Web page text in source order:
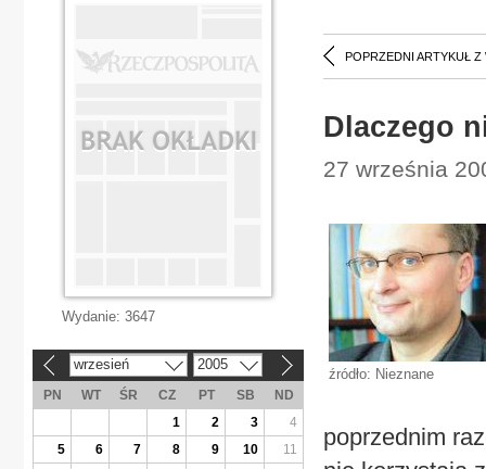
POPRZEDNI ARTYKUŁ Z
Dlaczego
27 września
źródło: Nieznane
poprzednim
Wydanie: 3647
wrzesień 2005
PN WT ŚR CZ PT SB
ND
1
2 3
4
5
6 7 8 9 10
11